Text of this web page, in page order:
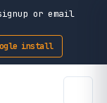
or email
install